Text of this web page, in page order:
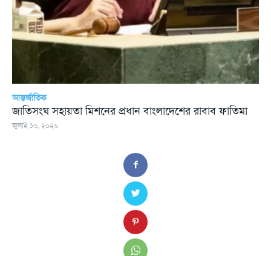
আন্তর্জাতিক
জাতিসংঘ সহায়তা মিশনের প্রধান বাংলাদেশের রাবাব ফাতিমা
জুলাই ১৬, ২০২৬